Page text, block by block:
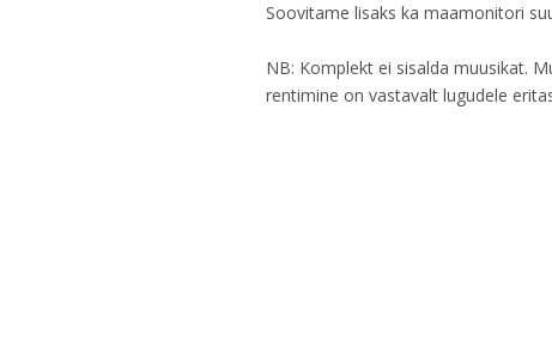
Soovitame lisaks ka maamonitori
NB: Komplekt ei sisalda muusikat.
rentimine on vastavalt lugudele